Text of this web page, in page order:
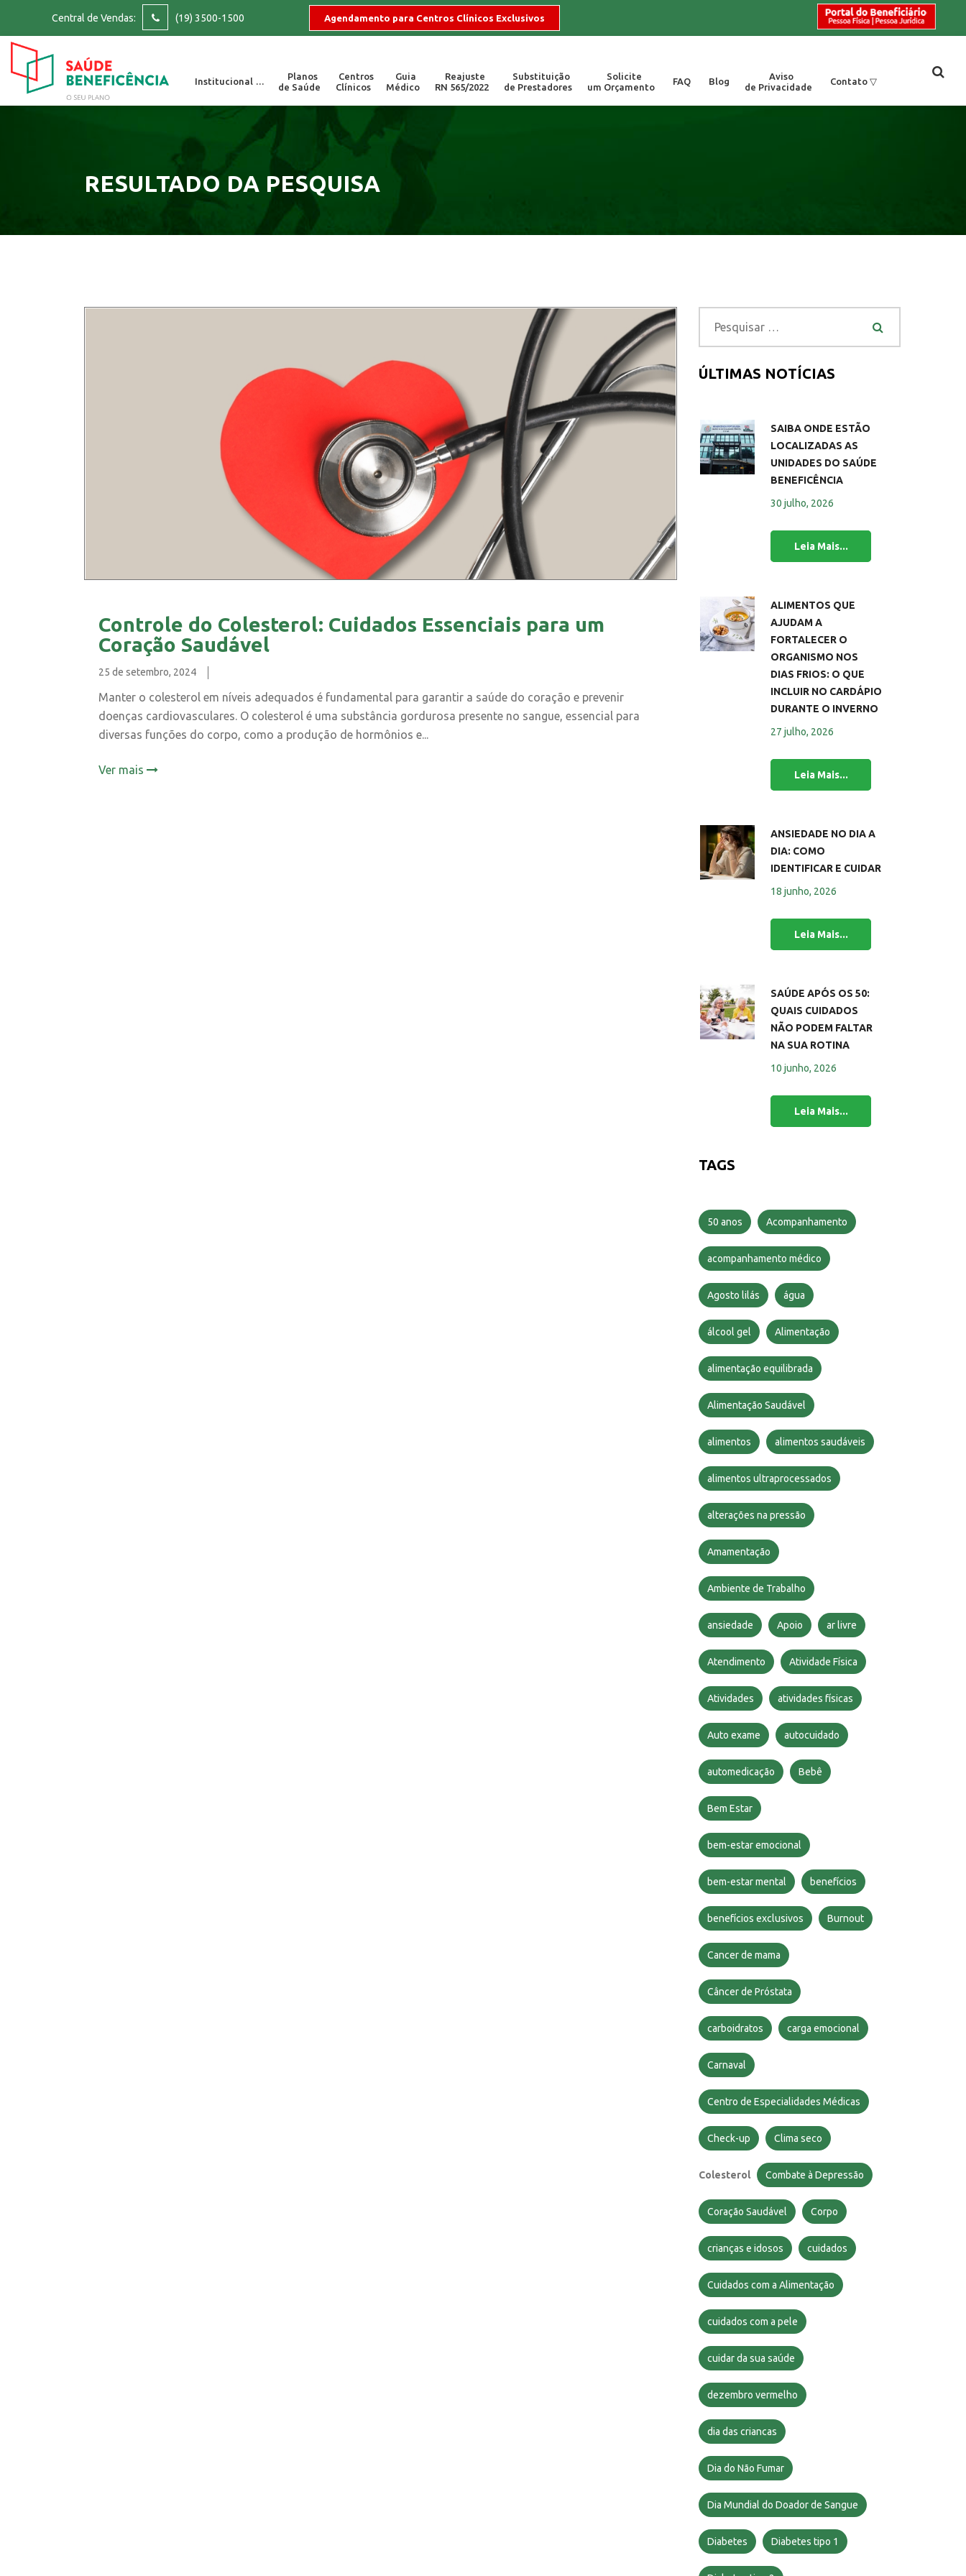
Central de Vendas: (19) 3500-1500 Agendamento para Centros Clínicos Exclusivos
Institucional ▽
Planos
de Saúde
Centros
Clínicos
Guia
Médico
Reajuste
RN 565/2022
Substituição
de Prestadores
Solicite
um Orçamento
FAQ Blog
Aviso
de Privacidade
Contato ▽
SAC : 0800-202 0255
Para reclamações, elogios, dúvidas e sugestões.
RESULTADO DA PESQUISA
Controle do Colesterol: Cuidados Essenciais para um
Coração Saudável
25 de setembro, 2024
Manter o colesterol em níveis adequados é fundamental para garantir a saúde do coração e prevenir
doenças cardiovasculares. O colesterol é uma substância gordurosa presente no sangue, essencial para
diversas funções do corpo, como a produção de hormônios e...
Ver mais
ÚLTIMAS NOTÍCIAS
SAIBA ONDE ESTÃO
LOCALIZADAS AS
UNIDADES DO SAÚDE
BENEFICÊNCIA
30 julho, 2026
ALIMENTOS QUE
AJUDAM A
FORTALECER O
ORGANISMO NOS
DIAS FRIOS: O QUE
INCLUIR NO CARDÁPIO
DURANTE O INVERNO
27 julho, 2026
ANSIEDADE NO DIA A
DIA: COMO
IDENTIFICAR E CUIDAR
18 junho, 2026
SAÚDE APÓS OS 50:
QUAIS CUIDADOS
NÃO PODEM FALTAR
NA SUA ROTINA
10 junho, 2026
TAGS
50 anos Acompanhamento
acompanhamento médico
Agosto lilás água
álcool gel Alimentação
alimentação equilibrada
Alimentação Saudável
alimentos alimentos saudáveis
alimentos ultraprocessados
alterações na pressão
Amamentação
Ambiente de Trabalho
ansiedade Apoio ar livre
Atendimento Atividade Física
Atividades atividades físicas
Auto exame autocuidado
automedicação Bebê
Bem Estar
bem-estar emocional
bem-estar mental benefícios
benefícios exclusivos Burnout
Cancer de mama
Câncer de Próstata
carboidratos carga emocional
Carnaval
Centro de Especialidades Médicas
Check-up Clima seco
Colesterol Combate à Depressão
Coração Saudável Corpo
crianças e idosos cuidados
Cuidados com a Alimentação
cuidados com a pele
cuidar da sua saúde
dezembro vermelho
dia das criancas
Dia do Não Fumar
Dia Mundial do Doador de Sangue
Diabetes Diabetes tipo 1